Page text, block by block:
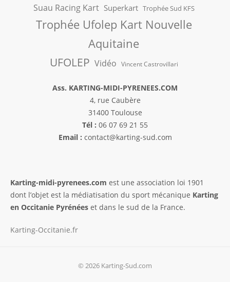
Suau Racing Kart Superkart Trophée Sud KFS
Trophée Ufolep Kart Nouvelle
Aquitaine
UFOLEP Vidéo Vincent Castrovillari
Ass. KARTING-MIDI-PYRENEES.COM
4, rue Caubère
31400 Toulouse
Tél : 06 07 69 21 55
Email : contact@karting-sud.com
Karting-midi-pyrenees.com est une association loi 1901
dont l’objet est la médiatisation du sport mécanique Karting
en Occitanie Pyrénées et dans le sud de la France.
Karting-Occitanie.fr
© 2026 Karting-Sud.com